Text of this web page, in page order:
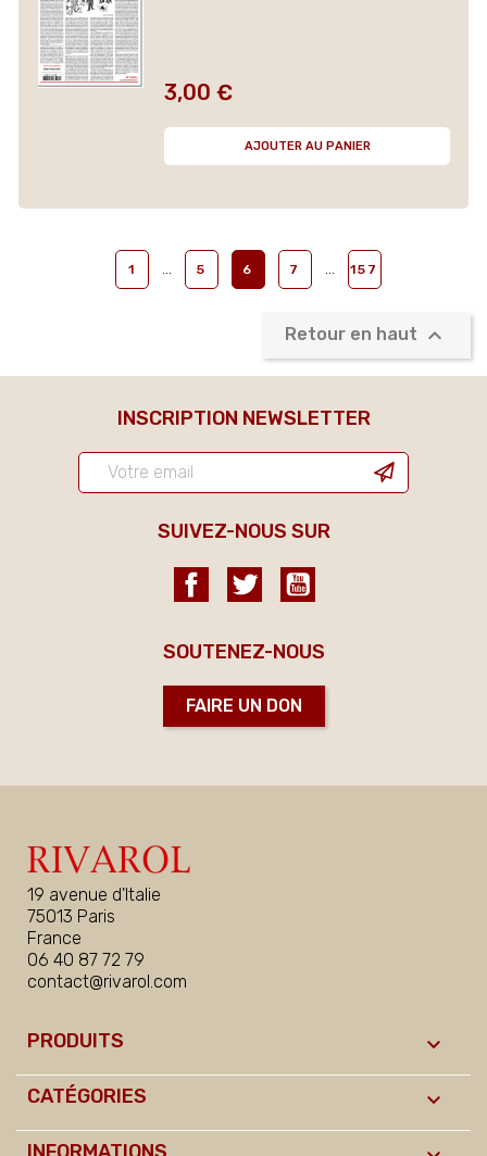
Prix
3,00 €
AJOUTER AU PANIER
1 5 6 7 157
Retour en haut 
INSCRIPTION NEWSLETTER
SUIVEZ-NOUS SUR
FacebookTwitter
SOUTENEZ-NOUS
FAIRE UN DON
19 avenue d'Italie
75013 Paris
France
06 40 87 72 79
contact@rivarol.com
PRODUITS 
CATÉGORIES 